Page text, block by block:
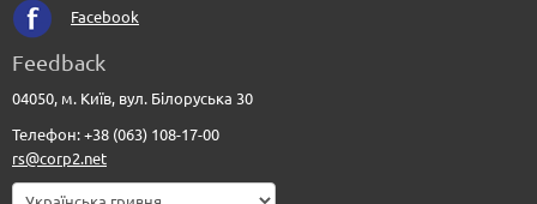
Facebook
Feedback
04050, м. Київ, вул. Білоруська 30
Телефон: +38 (063) 108-17-00
rs@corp2.net